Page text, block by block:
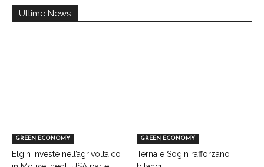
Ultime News
GREEN ECONOMY
Elgin investe nell’agrivoltaico
GREEN ECONOMY
Terna e Sogin rafforzano i